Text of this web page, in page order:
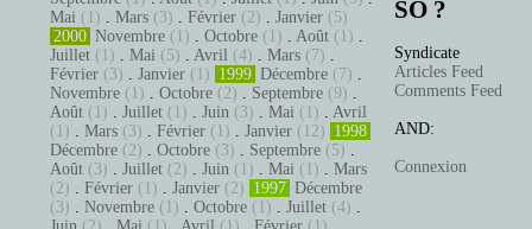
Mai (1) . Mars (3) . Février (2) . Janvier (5)
2000 Novembre (1) . Octobre (1) . Août (1) .
Juillet (1) . Mai (5) . Avril (4) . Mars (7) .
Février (3) . Janvier (1) 1999 Décembre (7) .
Novembre (1) . Octobre (2) . Septembre (9) .
Août (1) . Juillet (1) . Juin (3) . Mai (1) . Avril
(1) . Mars (3) . Février (1) . Janvier (12) 1998
Décembre (2) . Octobre (3) . Septembre (5) .
Août (3) . Juillet (2) . Juin (1) . Mai (1) . Mars
(2) . Février (1) . Janvier (2) 1997 Décembre
(3) . Novembre (1) . Octobre (1) . Juillet (4) .
SO ?
Syndicate
Articles Feed
Comments Feed
AND:
Connexion